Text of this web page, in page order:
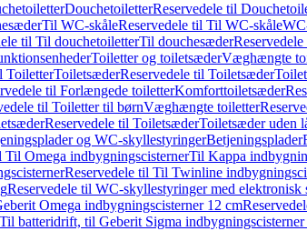
DouchetoiletterReservedele til
Til WC-skåleReservedele til Til WC-skåle
til Til douchetoiletterTil douchesæder
Toiletter og toiletsæderVæghængte
ToiletterToiletsæderReservedele til Toiletsæder
til Forlængede toiletterKomforttoiletsæder
til Toiletter til børnVæghængte toiletter
Reservedele til ToiletsæderToiletsæder uden
og WC-skyllestyringerBetjeningsplader
Til Omega indbygningscisternerTil Kappa
Reservedele til Til Twinline
Reservedele til WC-skyllestyringer med elektronisk
Omega indbygningscisterner 12 cm
batteridrift, til Geberit Sigma